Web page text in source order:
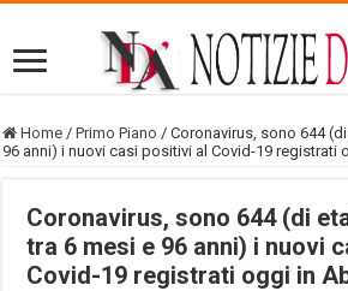
Home / Primo Piano / Coronavirus, sono 644
96 anni) i nuovi casi positivi al Covid-19 registrati
Coronavirus, sono 644 (di
tra 6 mesi e 96 anni) i nuovi
Covid-19 registrati oggi in